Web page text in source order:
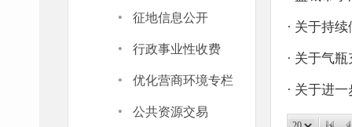
· 征地信息公开
· 行政事业性收费
· 优化营商环境专栏
· 公共资源交易
· 关于持
· 关于气
· 关于进